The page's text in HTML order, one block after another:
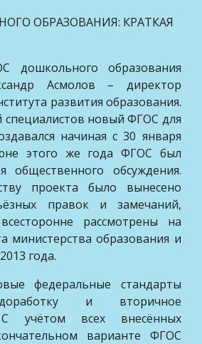
ОБРАЗОВАНИЯ: КРАТКАЯ
дошкольного образования
Асмолов – директор
развития образования.
специалистов новый ФГОС для
начиная с 30 января
этого же года ФГОС был
общественного обсуждения.
проекта было вынесено
правок и замечаний,
рассмотрены на
министерства образования и
года.
федеральные стандарты
и вторичное
С учётом всех внесённых
варианте ФГОС